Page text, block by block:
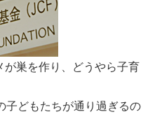
が巣を作り、どうやら子育
子どもたちが通り過ぎるの